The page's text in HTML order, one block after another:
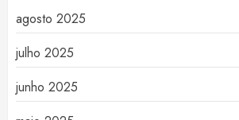
agosto 2025
julho 2025
junho 2025